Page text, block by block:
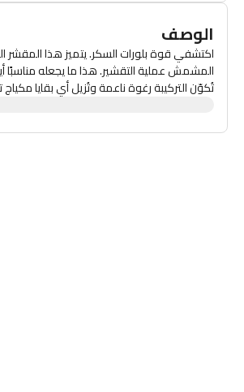
الوصف
اكتشفي قوة بلورات السكر. يتميز هذا المقشر
المشمش عملية التقشير. هذا ما يجعله مناسبًا
تُكوّن التركيبة رغوة ناعمة وتُزيل أي بقايا
الفراولة الإيطالية عملية إزالة السموم من
على بشرتك حتى تذوب. اشطفيه بالماء وجففيه.